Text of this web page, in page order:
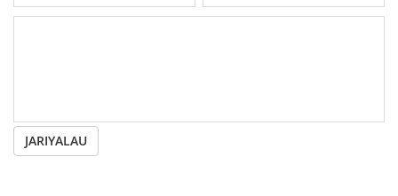
JARIYALAU